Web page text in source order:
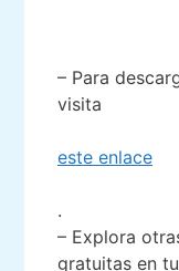
– Para
visita
este enlace
.
– Explora
gratuitas en